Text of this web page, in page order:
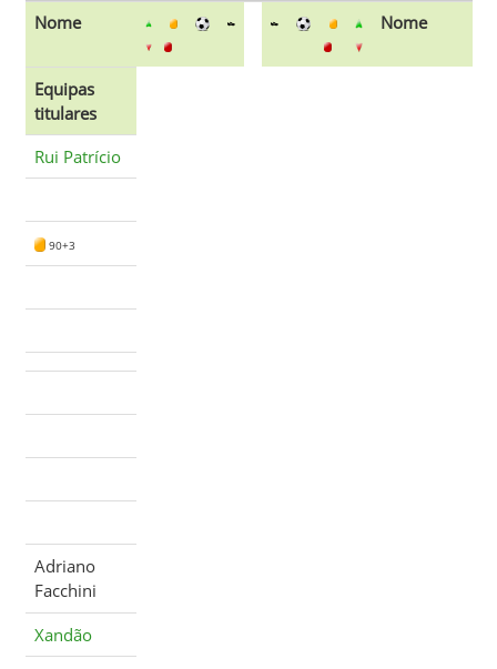
Nome Nome
Equipas
titulares
Rui Patrício
90+3
Adriano
Facchini
Xandão